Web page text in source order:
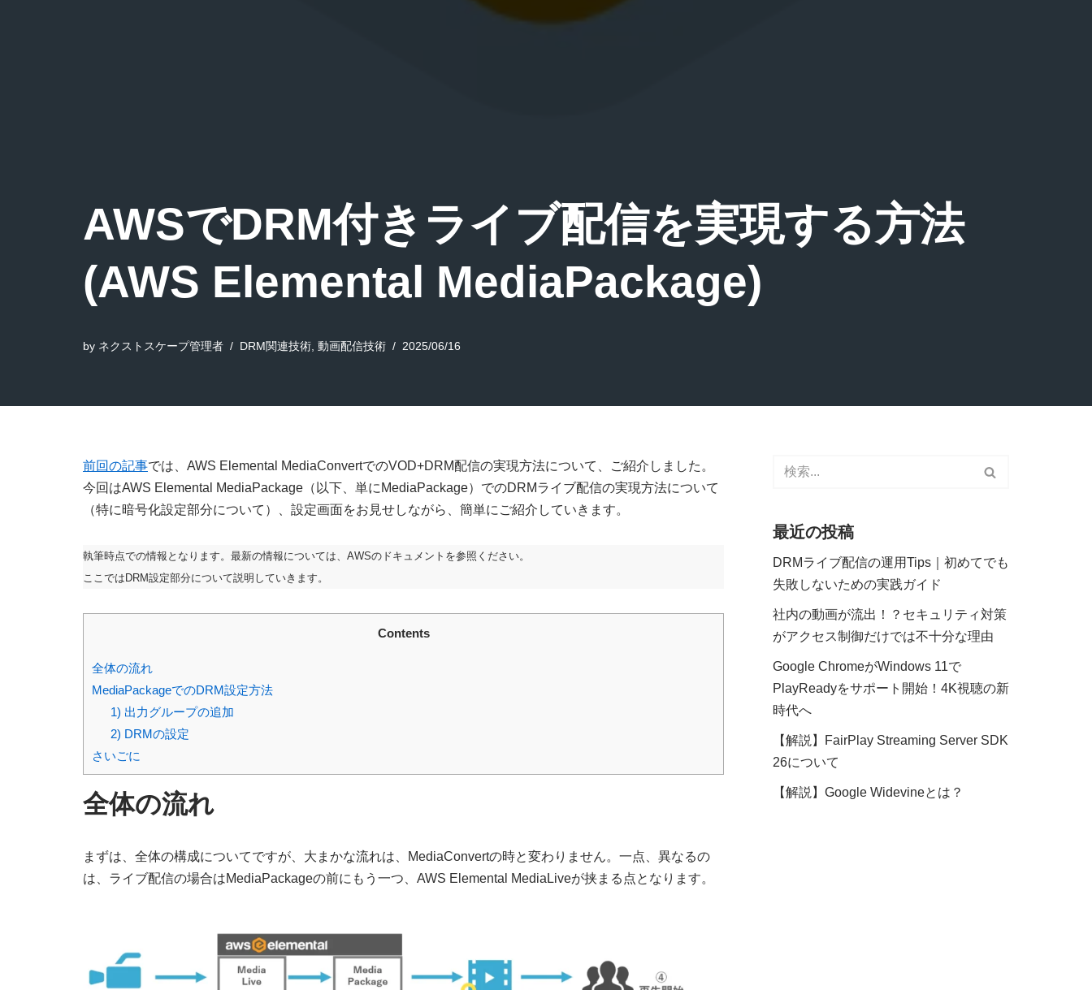
AWSでDRM付きライブ配信を実現する方法
(AWS Elemental MediaPackage)
by ネクストスケープ管理者 DRM関連技術, 動画配信技術 2025/06/16
前回の記事では、AWS Elemental MediaConvertでのVOD+DRM配信の実現方法について、ご紹介しました。
今回はAWS Elemental MediaPackage（以下、単にMediaPackage）でのDRMライブ配信の実現方法について
（特に暗号化設定部分について）、設定画面をお見せしながら、簡単にご紹介していきます。
執筆時点での情報となります。最新の情報については、AWSのドキュメントを参照ください。
ここではDRM設定部分について説明していきます。
Contents
全体の流れ
MediaPackageでのDRM設定方法
1) 出力グループの追加
2) DRMの設定
さいごに
全体の流れ
まずは、全体の構成についてですが、大まかな流れは、MediaConvertの時と変わりません。一点、異なるの
は、ライブ配信の場合はMediaPackageの前にもう一つ、AWS Elemental MediaLiveが挟まる点となります。
最近の投稿
DRMライブ配信の運用Tips｜初めてでも
失敗しないための実践ガイド
社内の動画が流出！？セキュリティ対策
がアクセス制御だけでは不十分な理由
Google ChromeがWindows 11で
PlayReadyをサポート開始！4K視聴の新
時代へ
【解説】FairPlay Streaming Server SDK
26について
【解説】Google Widevineとは？